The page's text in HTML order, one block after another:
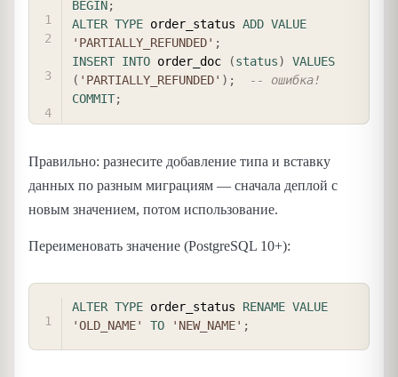
BEGIN;
ALTER TYPE order_status ADD VALUE
'PARTIALLY_REFUNDED' ;
INSERT INTO order_doc (status)
VALUES
( 'PARTIALLY_REFUNDED' ) ;
-- ошибка!
COMMIT;
Правильно: разнесите добавление типа и вставку
данных по разным миграциям — сначала деплой с
новым значением, потом использование.
Переименовать значение (PostgreSQL 10+):
ALTER TYPE order_status RENAME VALUE
'OLD_NAME'
TO 'NEW_NAME' ;
COPY